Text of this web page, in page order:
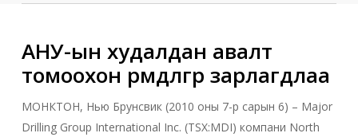
АНУ-ын худалдан авалт
томоохон өрөмдлөгөөр зарлагдлаа
МОНКТОН, Нью Брунсвик (2010 оны 7-р сарын 6) – Major
Drilling Group International Inc. (TSX:MDI) компани North